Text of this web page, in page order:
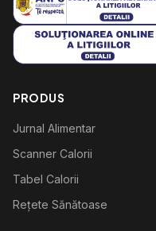
PRODUS
Jurnal Alimentar
Scanner Calorii
Tabel Calorii
Rețete Sănătoase